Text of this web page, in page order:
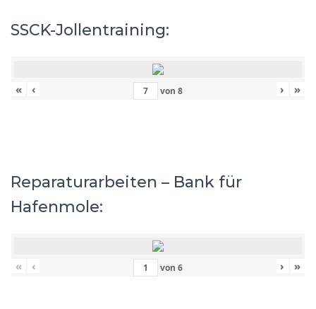
SSCK-Jollentraining:
« ‹ von 8 › »
Reparaturarbeiten – Bank für
Hafenmole:
« ‹ von 6 › »